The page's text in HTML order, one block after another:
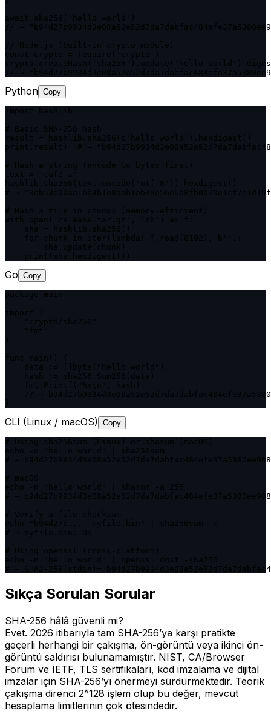
// →
crypto.createHash('sha256').update('hello
// →
Python Copy
print(result)  # →
# →
Go Copy
// →
CLI (Linux / macOS) Copy
# →
# →
# → SHA2-256(stdin)=
Sıkça Sorulan Sorular
SHA-256 hâlâ güvenli mi?
Evet. 2026 itibarıyla tam SHA-256’ya karşı pratikte
geçerli herhangi bir çakışma, ön-görüntü veya ikinci ön-
görüntü saldırısı bulunamamıştır. NIST, CA/Browser
Forum ve IETF, TLS sertifikaları, kod imzalama ve dijital
imzalar için SHA-256’yı önermeyi sürdürmektedir. Teorik
çakışma direnci 2^128 işlem olup bu değer, mevcut
hesaplama limitlerinin çok ötesindedir.